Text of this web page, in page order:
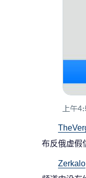
布反俄虚假
Zerkalo